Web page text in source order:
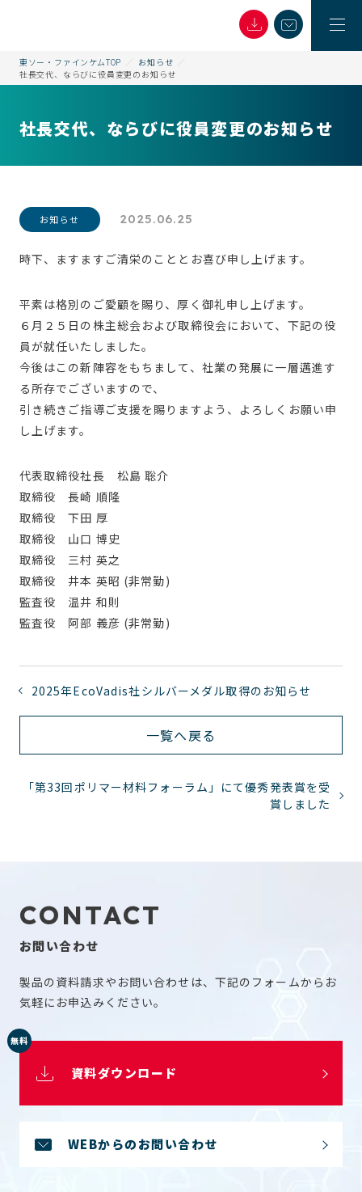
東ソー・ファインケムTOP
お知らせ
社長交代、ならびに役員変更のお知らせ
社長交代、ならびに役員変更のお知らせ
お知らせ 2025.06.25
時下、ますますご清栄のこととお喜び申し上げます。
平素は格別のご愛顧を賜り、厚く御礼申し上げます。
６月２５日の株主総会および取締役会において、下記の役
員が就任いたしました。
今後はこの新陣容をもちまして、社業の発展に一層邁進す
る所存でございますので、
引き続きご指導ご支援を賜りますよう、よろしくお願い申
し上げます。
代表取締役社長 松島 聡介
取締役 長崎 順隆
取締役 下田 厚
取締役 山口 博史
取締役 三村 英之
取締役 井本 英昭 (非常勤)
監査役 温井 和則
監査役 阿部 義彦 (非常勤)
2025年EcoVadis社シルバーメダル取得のお知らせ
一覧へ戻る
「第33回ポリマー材料フォーラム」にて優秀発表賞を受
賞しました
CONTACT
お問い合わせ
製品の資料請求やお問い合わせは、下記のフォームからお
気軽にお申込みください。
資料ダウンロード
無料
WEBからのお問い合わせ